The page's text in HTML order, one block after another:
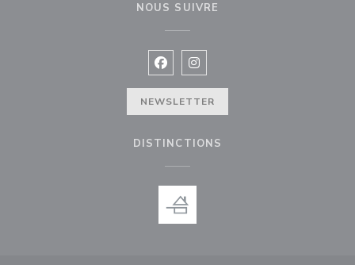
NOUS SUIVRE
Facebook ((ouvre une nouvelle
Instagram ((ouvre une
NEWSLETTER
DISTINCTIONS